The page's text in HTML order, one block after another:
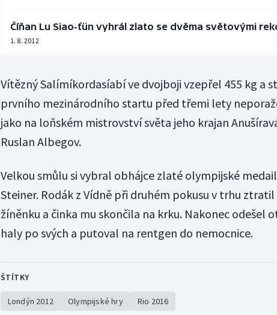
Číňan Lu Siao-ťün vyhrál zlato se dvěma světovými
1. 8. 2012
Vítězný Salímíkordasíabí ve dvojboji vzepřel 455 kg a
prvního mezinárodního startu před třemi lety
jako na loňském mistrovství světa jeho krajan
Ruslan Albegov.
Velkou smůlu si vybral obhájce zlaté olympijské
Steiner. Rodák z Vídně při druhém pokusu v trhu
žíněnku a činka mu skončila na krku. Nakonec odešel
haly po svých a putoval na rentgen do nemocnice.
ŠTÍTKY
Londýn 2012 Olympijské hry Rio 2016